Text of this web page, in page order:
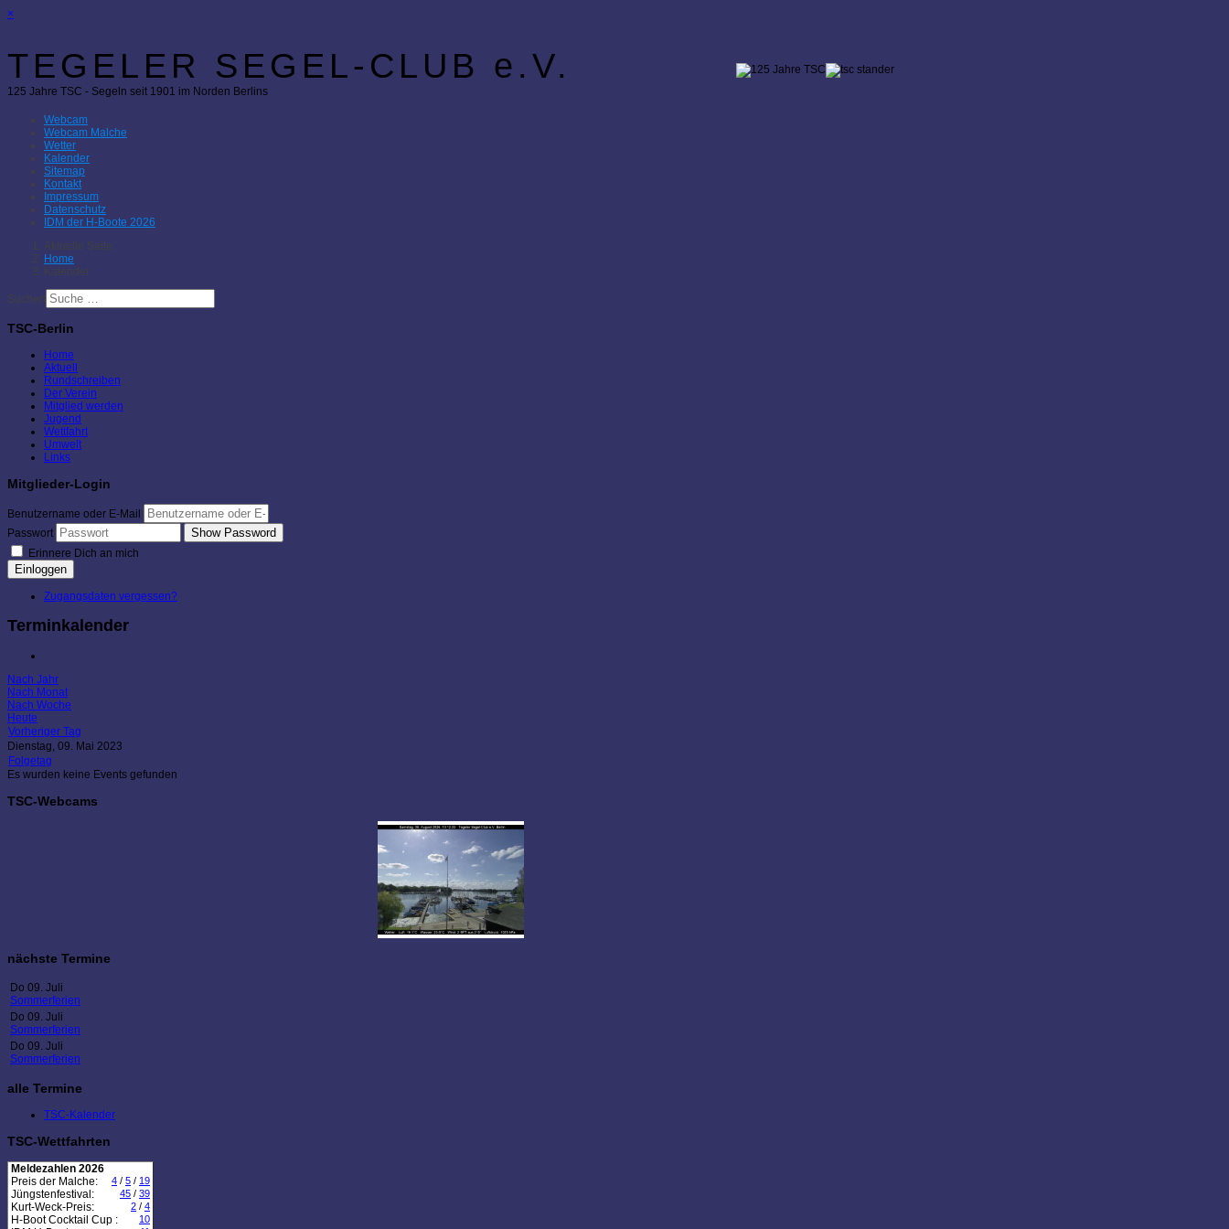
×
TEGELER SEGEL-CLUB e.V.
125 Jahre TSC - Segeln seit 1901 im Norden Berlins
Webcam
Webcam Malche
Wetter
Kalender
Sitemap
Kontakt
Impressum
Datenschutz
IDM der H-Boote 2026
Aktuelle Seite:
Home
Kalender
Suchen
TSC-Berlin
Home
Aktuell
Rundschreiben
Der Verein
Mitglied werden
Jugend
Wettfahrt
Umwelt
Links
Mitglieder-Login
Benutzername oder E-Mail
Passwort
Show Password
Erinnere Dich an mich
Einloggen
Zugangsdaten vergessen?
Terminkalender
Nach Jahr
Nach Monat
Nach Woche
Heute
Vorheriger Tag
Dienstag, 09. Mai 2023
Folgetag
Es wurden keine Events gefunden
TSC-Webcams
nächste Termine
Do 09. Juli
Sommerferien
Do 09. Juli
Sommerferien
Do 09. Juli
Sommerferien
alle Termine
TSC-Kalender
TSC-Wettfahrten
Meldezahlen 2026
Preis der Malche:
4 / 5 / 19
Jüngstenfestival: 45 / 39
Kurt-Weck-Preis: 2 / 4
H-Boot Cocktail Cup : 10